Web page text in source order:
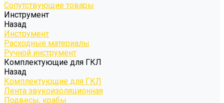
Сопутствующие товары
Инструмент
Назад
Инструмент
Расходные материалы
Ручной инструмент
Комплектующие для ГКЛ
Назад
Комплектующие для ГКЛ
Лента звукоизоляционная
Подвесы, крабы